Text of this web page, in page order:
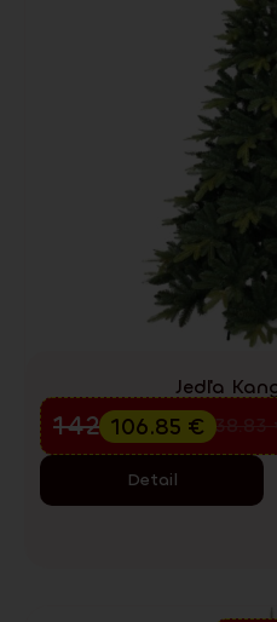
Jedľa
238.83
142.47€
106.85 €
Detail